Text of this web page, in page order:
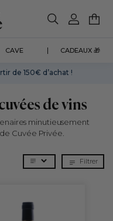
CAVE CADEAUX 🎁
de 150€ d’achat !
de vins
minutieusement
Cuvée Privée.
Filtrer